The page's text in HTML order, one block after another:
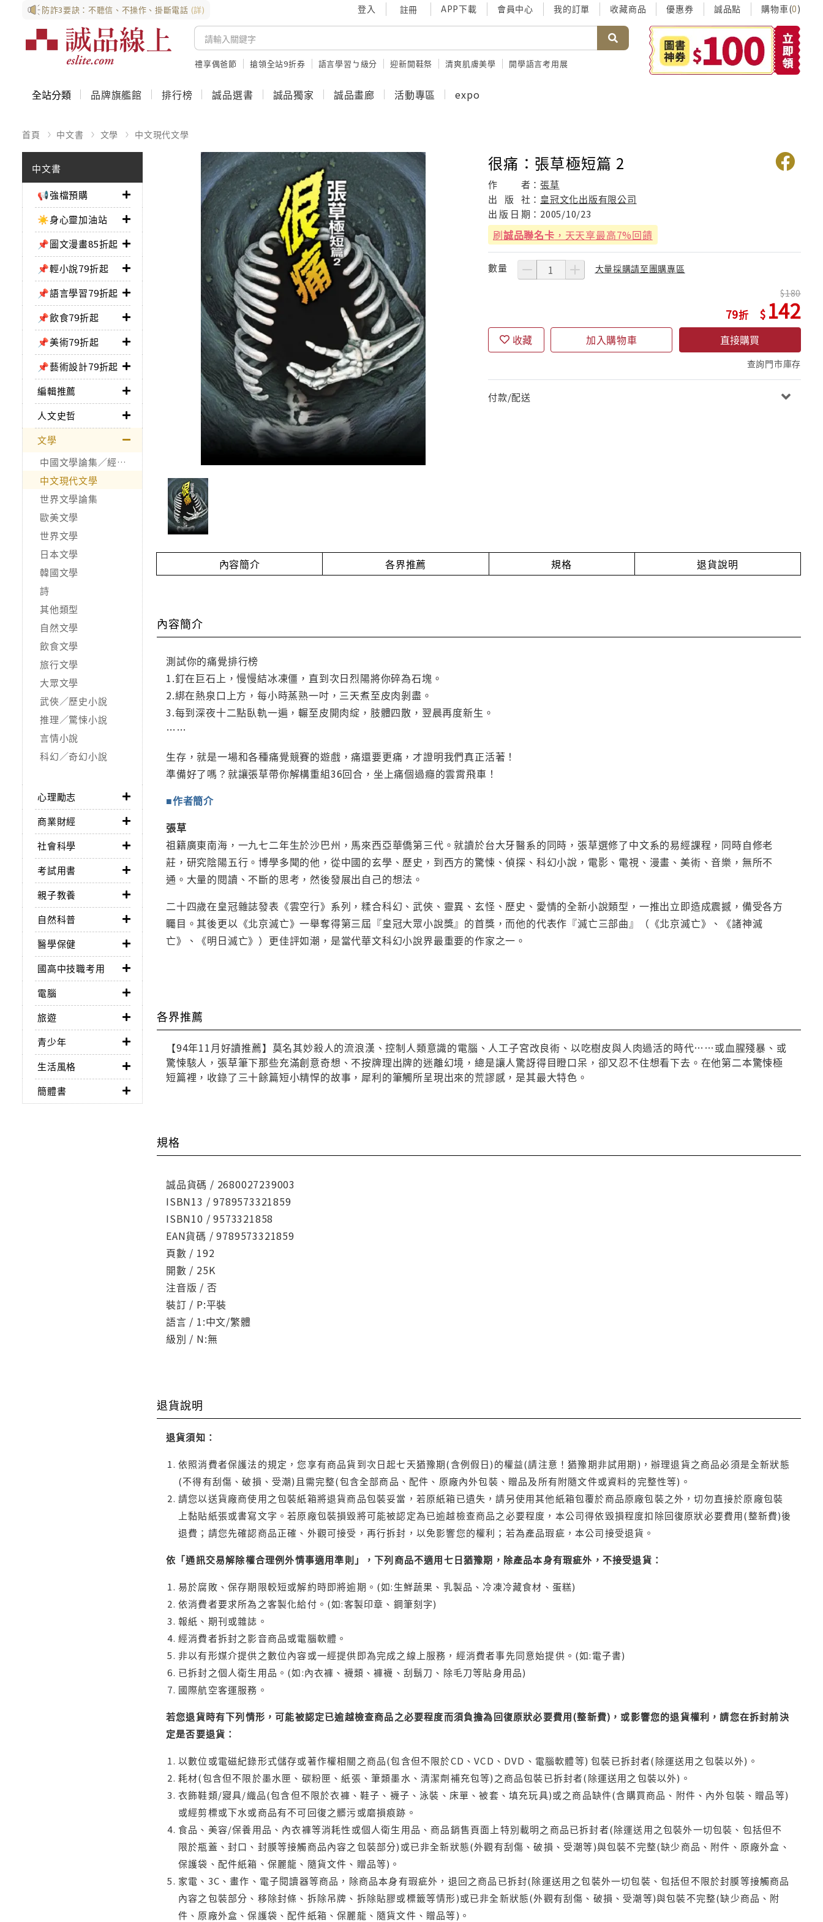
防詐3要訣：不聽信、不操作、掛斷電話 (詳) 登入 註冊 APP下載 會員中心 我的訂單 收藏商品 優惠券 誠品點 購物車(0)
禮享偶爸節 搶領全站9折券 語言學習ㄅ級分 迎新開鞋祭 清爽肌膚美學 開學語言考用展
全站分類 品牌旗艦館 排行榜 誠品選書 誠品獨家 誠品畫廊 活動專區 expo
首頁 中文書 文學 中文現代文學
中文書
📢強檔預購
☀️身心靈加油站
📌圖文漫畫85折起
📌輕小說79折起
📌語言學習79折起
📌飲食79折起
📌美術79折起
📌藝術設計79折起
編輯推薦
人文史哲
文學
中國文學論集／經典作品
中文現代文學
世界文學論集
歐美文學
世界文學
日本文學
韓國文學
詩
其他類型
自然文學
飲食文學
旅行文學
大眾文學
武俠／歷史小說
推理／驚悚小說
言情小說
科幻／奇幻小說
心理勵志
商業財經
社會科學
考試用書
親子教養
自然科普
醫學保健
國高中技職考用
電腦
旅遊
青少年
生活風格
簡體書
很痛：張草極短篇 2
作 者： 張草
出
版 社： 皇冠文化出版有限公司
出 版 日 期： 2005/10/23
刷誠品聯名卡 ，天天享最高7%回饋
數量 大量採購請至團購專區
79
180
142
收藏 加入購物車 直接購買
查詢門市庫存
付款/配送
內容簡介 各界推薦 規格 退貨說明
內容簡介
測試你的痛覺排行榜
1.釘在巨石上，慢慢結冰凍僵，直到次日烈陽將你碎為石塊。
2.綁在熱泉口上方，每小時蒸熟一吋，三天煮至皮肉剝盡。
3.每到深夜十二點臥軌一遍，輾至皮開肉綻，肢體四散，翌晨再度新生。
……
生存，就是一場和各種痛覺競賽的遊戲，痛還要更痛，才證明我們真正活著！
準備好了嗎？就讓張草帶你解構重組36回合，坐上痛個過癮的雲霄飛車！
■作者簡介
張草
祖籍廣東南海，一九七二年生於沙巴州，馬來西亞華僑第三代。就讀於台大牙醫系的同時，張草選修了中文系的易經課程，同時自修老
莊，研究陰陽五行。博學多聞的他，從中國的玄學、歷史，到西方的驚悚、偵探、科幻小說，電影、電視、漫畫、美術、音樂，無所不
通。大量的閱讀、不斷的思考，然後發展出自己的想法。
二十四歲在皇冠雜誌發表《雲空行》系列，糅合科幻、武俠、靈異、玄怪、歷史、愛情的全新小說類型，一推出立即造成震撼，備受各方
矚目。其後更以《北京滅亡》一舉奪得第三屆『皇冠大眾小說獎』的首獎，而他的代表作『滅亡三部曲』（《北京滅亡》、《諸神滅
亡》、《明日滅亡》）更佳評如潮，是當代華文科幻小說界最重要的作家之一。
各界推薦
【94年11月好讀推薦】莫名其妙殺人的流浪漢、控制人類意識的電腦、人工子宮改良術、以吃樹皮與人肉過活的時代……或血腥殘暴、或
驚悚駭人，張草筆下那些充滿創意奇想、不按牌理出牌的迷離幻境，總是讓人驚訝得目瞪口呆，卻又忍不住想看下去。在他第二本驚悚極
短篇裡，收錄了三十餘篇短小精悍的故事，犀利的筆觸所呈現出來的荒謬感，是其最大特色。
規格
誠品貨碼 / 2680027239003
ISBN13 / 9789573321859
ISBN10 / 9573321858
EAN貨碼 / 9789573321859
頁數 / 192
開數 / 25K
注音版 / 否
裝訂 / P:平裝
語言 / 1:中文/繁體
級別 / N:無
退貨說明
退貨須知：
依照消費者保護法的規定，您享有商品貨到次日起七天猶豫期(含例假日)的權益(請注意！猶豫期非試用期)，辦理退貨之商品必須是全新狀態
(不得有刮傷、破損、受潮)且需完整(包含全部商品、配件、原廠內外包裝、贈品及所有附隨文件或資料的完整性等)。
請您以送貨廠商使用之包裝紙箱將退貨商品包裝妥當，若原紙箱已遺失，請另使用其他紙箱包覆於商品原廠包裝之外，切勿直接於原廠包裝
上黏貼紙張或書寫文字。若原廠包裝損毀將可能被認定為已逾越檢查商品之必要程度，本公司得依毀損程度扣除回復原狀必要費用(整新費)後
退費；請您先確認商品正確、外觀可接受，再行拆封，以免影響您的權利；若為產品瑕疵，本公司接受退貨。
依「通訊交易解除權合理例外情事適用準則」，下列商品不適用七日猶豫期，除產品本身有瑕疵外，不接受退貨：
易於腐敗、保存期限較短或解約時即將逾期。(如:生鮮蔬果、乳製品、冷凍冷藏食材、蛋糕)
依消費者要求所為之客製化給付。(如:客製印章、鋼筆刻字)
報紙、期刊或雜誌。
經消費者拆封之影音商品或電腦軟體。
非以有形媒介提供之數位內容或一經提供即為完成之線上服務，經消費者事先同意始提供。(如:電子書)
已拆封之個人衛生用品。(如:內衣褲、襪類、褲襪、刮鬍刀、除毛刀等貼身用品)
國際航空客運服務。
若您退貨時有下列情形，可能被認定已逾越檢查商品之必要程度而須負擔為回復原狀必要費用(整新費)，或影響您的退貨權利，請您在拆封前決
定是否要退貨：
以數位或電磁紀錄形式儲存或著作權相關之商品(包含但不限於CD、VCD、DVD、電腦軟體等) 包裝已拆封者(除運送用之包裝以外)。
耗材(包含但不限於墨水匣、碳粉匣、紙張、筆類墨水、清潔劑補充包等)之商品包裝已拆封者(除運送用之包裝以外)。
衣飾鞋類/寢具/織品(包含但不限於衣褲、鞋子、襪子、泳裝、床單、被套、填充玩具)或之商品缺件(含購買商品、附件、內外包裝、贈品等)
或經剪標或下水或商品有不可回復之髒污或磨損痕跡。
食品、美容/保養用品、內衣褲等消耗性或個人衛生用品、商品銷售頁面上特別載明之商品已拆封者(除運送用之包裝外一切包裝、包括但不
限於瓶蓋、封口、封膜等接觸商品內容之包裝部分)或已非全新狀態(外觀有刮傷、破損、受潮等)與包裝不完整(缺少商品、附件、原廠外盒、
保護袋、配件紙箱、保麗龍、隨貨文件、贈品等)。
家電、3C、畫作、電子閱讀器等商品，除商品本身有瑕疵外，退回之商品已拆封(除運送用之包裝外一切包裝、包括但不限於封膜等接觸商品
內容之包裝部分、移除封條、拆除吊牌、拆除貼膠或標籤等情形)或已非全新狀態(外觀有刮傷、破損、受潮等)與包裝不完整(缺少商品、附
件、原廠外盒、保護袋、配件紙箱、保麗龍、隨貨文件、贈品等)。